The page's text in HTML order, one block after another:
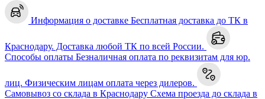
Информация о доставке Бесплатная доставка до ТК в
Краснодару. Доставка любой ТК по всей России.
Способы оплаты Безналичная оплата по реквизитам для юр.
лиц. Физическим лицам оплата через дилеров.
Самовывоз со склада в Краснодару Схема проезда до склада в